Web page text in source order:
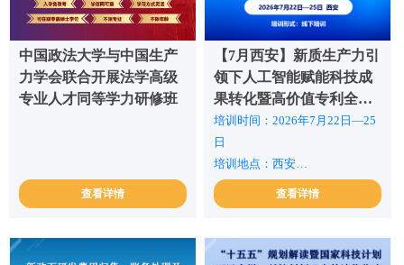
中国政法大学与中国生产
力学会联合开展法学高级
专业人才同等学力研修班
查看详情
【7月西安】新质生产力引
领下人工智能赋能科技成
果转化暨高价值专利全生
命周期布局体系构建高级
研修班
培训时间：2026年7月22日—25
日
培训地点：西安
培训费用：3200元/人(含专家授
课费、资料费、场租费等)
查看详情